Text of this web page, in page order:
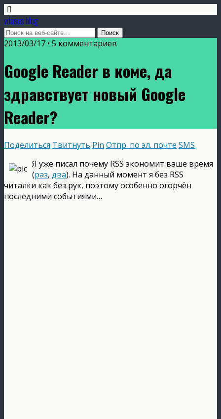
vdasus blog
2013/03/17 • 5 комментариев
Google Reader в коме, да
здравствует новый Google
Reader?
Поделиться Твитнуть Pin Отпр. по эл. почте SMS
Я уже писал почему RSS экономит ваше время
(раз, два). На данный момент я без RSS
читалки как без рук, поэтому особенно огорчён
последними событиями…